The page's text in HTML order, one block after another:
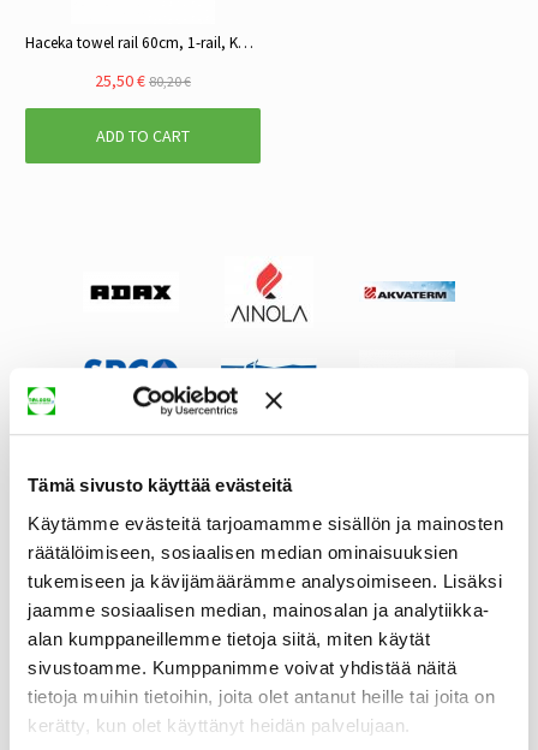
Tämä sivusto käyttää evästeitä
Käytämme evästeitä tarjoamamme sisällön ja mainosten
räätälöimiseen, sosiaalisen median ominaisuuksien
tukemiseen ja kävijämäärämme analysoimiseen. Lisäksi
jaamme sosiaalisen median, mainosalan ja analytiikka-
alan kumppaneillemme tietoja siitä, miten käytät
sivustoamme. Kumppanimme voivat yhdistää näitä
tietoja muihin tietoihin, joita olet antanut heille tai joita on
kerätty, kun olet käyttänyt heidän palvelujaan.
Haceka towel rail 60cm, 1-rail, KOSMOS Tec, brushed
25,50 € 80,20 €
ADD TO CART